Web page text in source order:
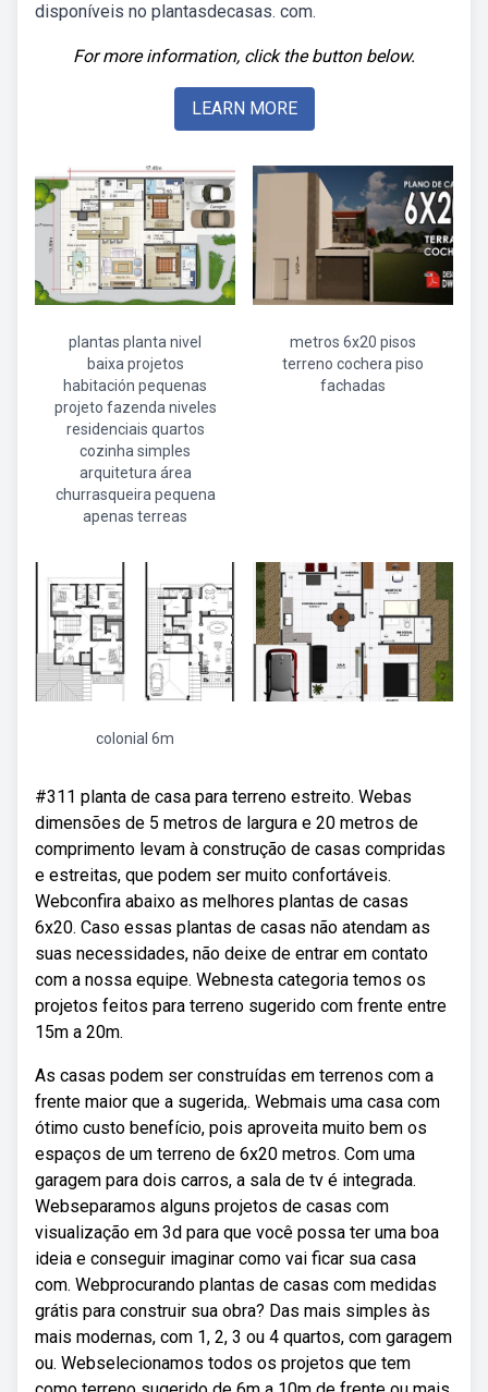
disponíveis no plantasdecasas. com.
For more information, click the button below.
LEARN MORE
plantas planta nivel
baixa projetos
habitación pequenas
projeto fazenda niveles
residenciais quartos
cozinha simples
arquitetura área
churrasqueira pequena
apenas terreas
metros 6x20 pisos
terreno cochera piso
fachadas
colonial 6m
#311 planta de casa para terreno estreito. Webas
dimensões de 5 metros de largura e 20 metros de
comprimento levam à construção de casas compridas
e estreitas, que podem ser muito confortáveis.
Webconfira abaixo as melhores plantas de casas
6x20. Caso essas plantas de casas não atendam as
suas necessidades, não deixe de entrar em contato
com a nossa equipe. Webnesta categoria temos os
projetos feitos para terreno sugerido com frente entre
15m a 20m.
As casas podem ser construídas em terrenos com a
frente maior que a sugerida,. Webmais uma casa com
ótimo custo benefício, pois aproveita muito bem os
espaços de um terreno de 6x20 metros. Com uma
garagem para dois carros, a sala de tv é integrada.
Webseparamos alguns projetos de casas com
visualização em 3d para que você possa ter uma boa
ideia e conseguir imaginar como vai ficar sua casa
com. Webprocurando plantas de casas com medidas
grátis para construir sua obra? Das mais simples às
mais modernas, com 1, 2, 3 ou 4 quartos, com garagem
ou. Webselecionamos todos os projetos que tem